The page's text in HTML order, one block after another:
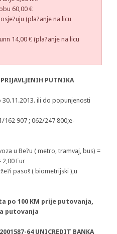
60,00 €
(pla?anje na licu
14,00 € (pla?anje na licu
PUTNIKA
30.11.2013. ili do popunjenosti
907 ; 062/247 800;e-
u Be?u ( metro, tramvaj, bus) =
2,00 Eur
pasoš ( biometrijski ),u
po 100 KM prije putovanja,
putovanja
64 UNICREDIT BANKA